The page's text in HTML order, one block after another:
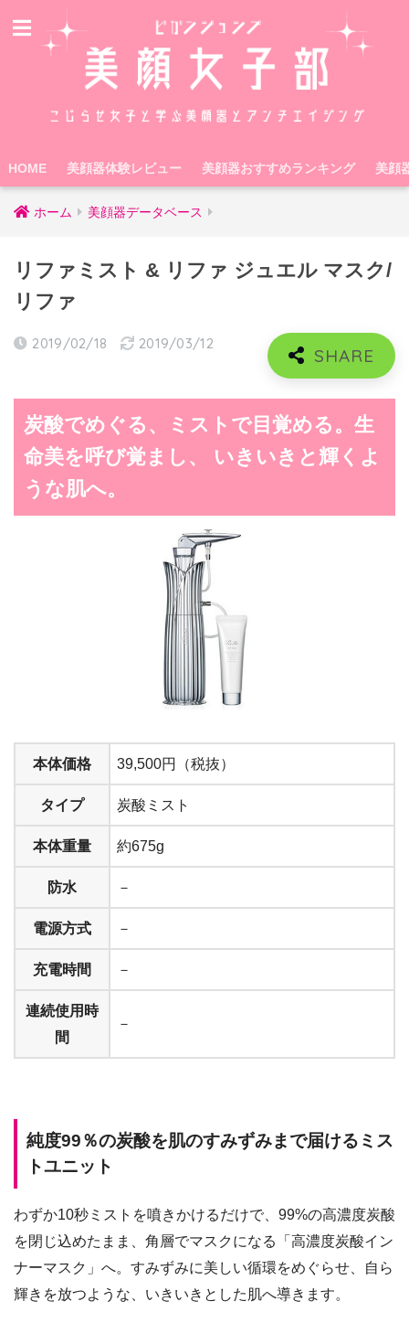
HOME 美顔器体験レビュー 美顔器おすすめランキング 美顔
ホーム 美顔器データベース
リファミスト & リファ ジュエル マスク/
リファ
2019/02/18 2019/03/12
炭酸でめぐる、ミストで目覚める。生
命美を呼び覚まし、 いきいきと輝くよ
うな肌へ。
本体価格 39,500円（税抜）
タイプ 炭酸ミスト
本体重量 約675g
防水 －
電源方式 －
充電時間 －
連続使用時
間
－
純度99％の炭酸を肌のすみずみまで届けるミス
トユニット
わずか10秒ミストを噴きかけるだけで、99%の高濃度炭酸
を閉じ込めたまま、角層でマスクになる「高濃度炭酸イン
ナーマスク」へ。すみずみに美しい循環をめぐらせ、自ら
輝きを放つような、いきいきとした肌へ導きます。